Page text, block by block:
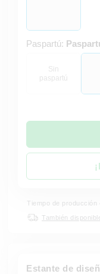
Paspartú:
Sin
paspartú
Tiempo de producción
También
Estante de